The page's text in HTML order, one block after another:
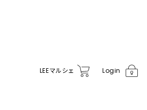
LEEマルシェ Login